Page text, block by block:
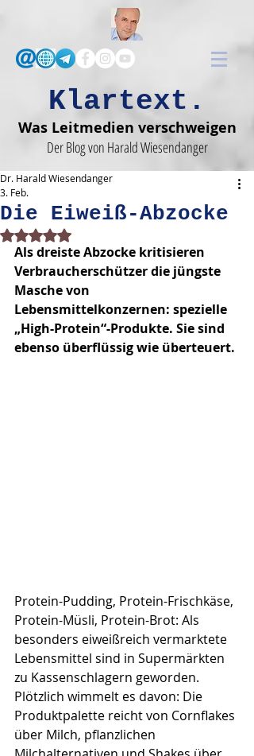
Klartext.
Was Leitmedien verschweigen
Der Blog von Harald Wiesendanger
Die Eiweiß-Abzocke
Dr. Harald Wiesendanger
3. Feb.
Mit NaN von 5 Sternen bewertet.
Als dreiste Abzocke kritisieren
Verbraucherschützer die jüngste
Masche von
Lebensmittelkonzernen: spezielle
„High-Protein“-Produkte. Sie sind
ebenso überflüssig wie überteuert.
Protein-Pudding, Protein-Frischkäse,
Protein-Müsli, Protein-Brot: Als
besonders eiweißreich vermarktete
Lebensmittel sind in Supermärkten
zu Kassenschlagern geworden.
Plötzlich wimmelt es davon: Die
Produktpalette reicht von Cornflakes
über Milch, pflanzlichen